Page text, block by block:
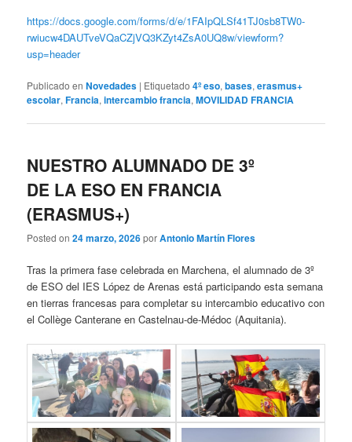
https://docs.google.com/forms/d/e/1FAIpQLSf41TJ0sb8TW0-
rwiucw4DAUTveVQaCZjVQ3KZyt4ZsA0UQ8w/viewform?
usp=header
Publicado en Novedades | Etiquetado 4º eso,bases,erasmus+
escolar,Francia,intercambio francia,MOVILIDAD FRANCIA
NUESTRO ALUMNADO DE 3º
DE LA ESO EN FRANCIA
(ERASMUS+)
Posted on24 marzo, 2026porAntonio Martín Flores
Tras la primera fase celebrada en Marchena, el alumnado de 3º
de ESO del IES López de Arenas está participando esta semana
en tierras francesas para completar su intercambio educativo con
el Collège Canterane en Castelnau-de-Médoc (Aquitania).